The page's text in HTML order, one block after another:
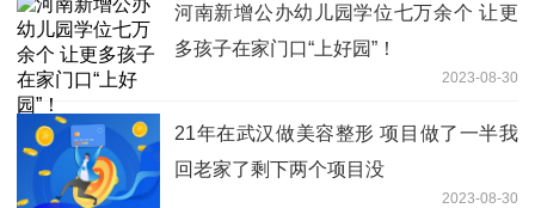
河南新增公办幼儿园学位七万余个 让更
多孩子在家门口“上好园”！
2023-08-30
21年在武汉做美容整形 项目做了一半我
回老家了剩下两个项目没
2023-08-30